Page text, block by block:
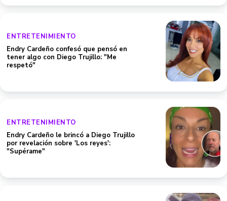
ENTRETENIMIENTO
Endry Cardeño confesó que pensó en
tener algo con Diego Trujillo: "Me
respetó"
ENTRETENIMIENTO
Endry Cardeño le brincó a Diego Trujillo
por revelación sobre 'Los reyes':
"Supérame"